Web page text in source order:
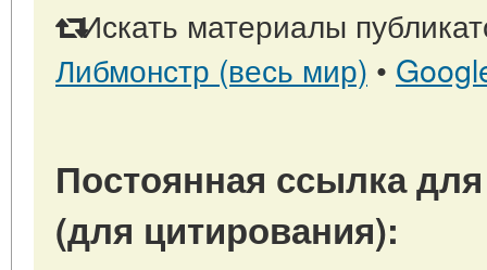
Искать материалы
Либмонстр (весь мир) •
Постоянная ссылка
(для цитирования):